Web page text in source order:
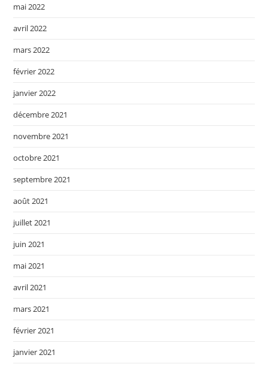
mai 2022
avril 2022
mars 2022
février 2022
janvier 2022
décembre 2021
novembre 2021
octobre 2021
septembre 2021
août 2021
juillet 2021
juin 2021
mai 2021
avril 2021
mars 2021
février 2021
janvier 2021